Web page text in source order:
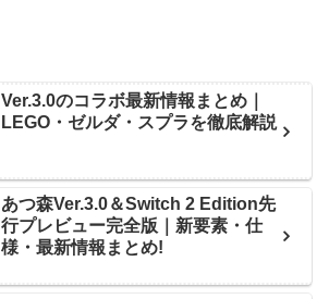
Ver.3.0のコラボ最新情報まとめ｜
LEGO・ゼルダ・スプラを徹底解説
あつ森Ver.3.0＆Switch 2 Edition先
行プレビュー完全版｜新要素・仕
様・最新情報まとめ!